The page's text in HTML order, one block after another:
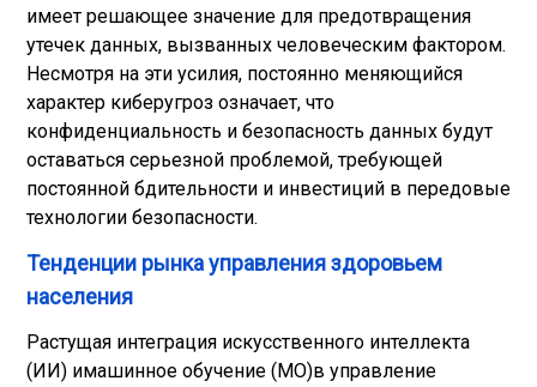
имеет решающее значение для предотвращения
утечек данных, вызванных человеческим фактором.
Несмотря на эти усилия, постоянно меняющийся
характер киберугроз означает, что
конфиденциальность и безопасность данных будут
оставаться серьезной проблемой, требующей
постоянной бдительности и инвестиций в передовые
технологии безопасности.
Тенденции рынка управления здоровьем
населения
Растущая интеграция искусственного интеллекта
(ИИ) имашинное обучение (МО)в управление